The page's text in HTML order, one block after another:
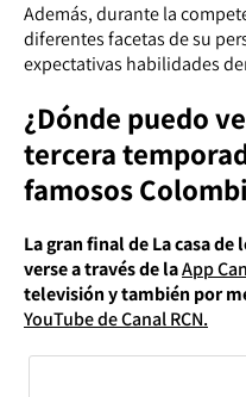
Además, durante la
diferentes facetas de su
expectativas habilidades
¿Dónde puedo
tercera
famosos
La gran final de La casa
verse a través de laApp
televisión y también por
YouTube de Canal RCN.